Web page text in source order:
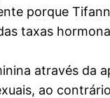
porque
taxas
através da
ao